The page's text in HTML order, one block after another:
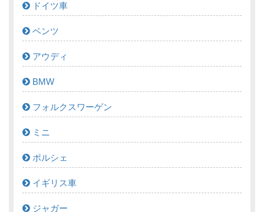
ドイツ車
ベンツ
アウディ
BMW
フォルクスワーゲン
ミニ
ポルシェ
イギリス車
ジャガー